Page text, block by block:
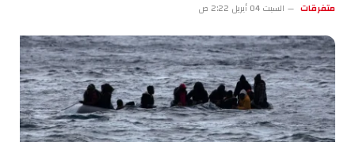
متفرقات السبت 04 أبريل 2:22 ص